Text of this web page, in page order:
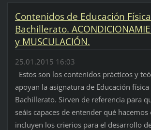
Contenidos de Educación
Bachillerato.
y MUSCULACIÓN.
25.01.2015 16:03
Estos son los contenidos prácticos y
apoyan la asignatura de Educación física
Bachillerato. Sirven de referencia para
seáis capaces de entender qué hacemos
incluyen los crierios para el desarrollo